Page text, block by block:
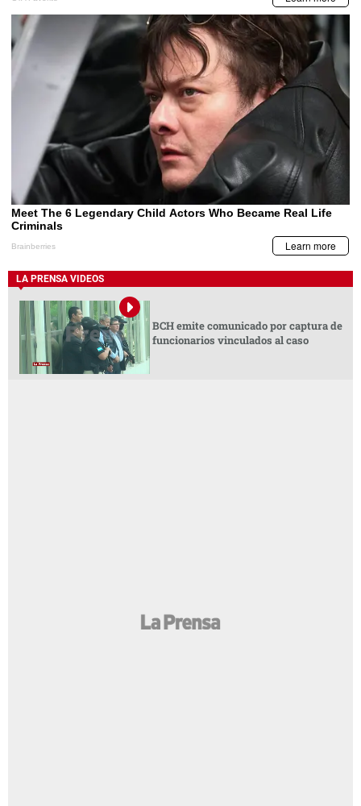
LA PRENSA VIDEOS
BCH emite comunicado por captura de
funcionarios vinculados al caso